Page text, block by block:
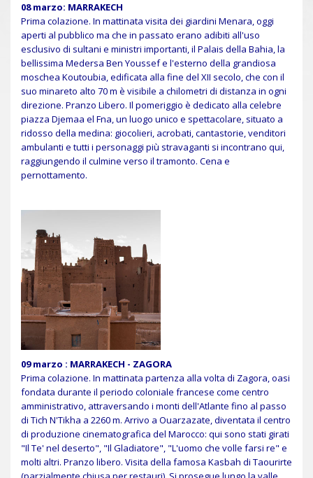
08 marzo: MARRAKECH
Prima colazione. In mattinata visita dei giardini Menara, oggi
aperti al pubblico ma che in passato erano adibiti all'uso
esclusivo di sultani e ministri importanti, il Palais della Bahia, la
bellissima Medersa Ben Youssef e l'esterno della grandiosa
moschea Koutoubia, edificata alla fine del XII secolo, che con il
suo minareto alto 70 m è visibile a chilometri di distanza in ogni
direzione. Pranzo Libero. Il pomeriggio è dedicato alla celebre
piazza Djemaa el Fna, un luogo unico e spettacolare, situato a
ridosso della medina: giocolieri, acrobati, cantastorie, venditori
ambulanti e tutti i personaggi più stravaganti si incontrano qui,
raggiungendo il culmine verso il tramonto. Cena e
pernottamento.
09 marzo : MARRAKECH - ZAGORA
Prima colazione. In mattinata partenza alla volta di Zagora, oasi
fondata durante il periodo coloniale francese come centro
amministrativo, attraversando i monti dell'Atlante fino al passo
di Tich N'Tikha a 2260 m. Arrivo a Ouarzazate, diventata il centro
di produzione cinematografica del Marocco: qui sono stati girati
"Il Te' nel deserto", "Il Gladiatore", "L'uomo che volle farsi re" e
molti altri. Pranzo libero. Visita della famosa Kasbah di Taourirte